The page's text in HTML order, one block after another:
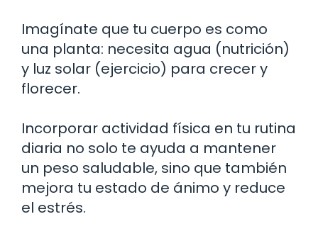
Imagínate que tu cuerpo es como
una planta: necesita agua (nutrición)
y luz solar (ejercicio) para crecer y
florecer.
Incorporar actividad física en tu rutina
diaria no solo te ayuda a mantener
un peso saludable, sino que también
mejora tu estado de ánimo y reduce
el estrés.